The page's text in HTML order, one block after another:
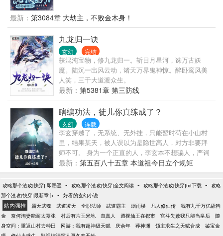
八品，九品？ 抱歉，那只是凡人的极限…… 本书又
名： 当撩术惊人的一代情感大师，突然拥有了满级外
挂，会有多恐怖…… 双生武魂? 顶级气运? 逆天悟性?
仙姿玉骨? 满级魅力?
最新： 第3084章 大劫主，不败金木身！
九龙归一诀
玄幻 完结
获混沌宝物，修九龙归一。斩日月星河，诛万古妖
魔。陆沉一出风云动，诸天万界鬼神惊。醉卧鸾凤美
人笑，三千大道渡众生。
最新： 第5381章 第三防线
瞎编功法，徒儿你真练成了？
玄幻 连载
李玄穿越了，无系统、无外挂，只能暂时苟在小山村
里，结果某天，被人误以为是隐世高人，对方非要拜
师不可。 身为一个正直的人，李玄本不想骗人，严词
拒绝的，奈何对方给的实在太多了，只好瞎编了一套
修炼功法，准备糊弄过去——结果，徒弟竟然修炼成
功了！ 看着筋骨雷鸣，气血如罡的徒弟，李玄目瞪口
呆：“我瞎编的啊，怎么就修炼成功了，你这是什么妖
孽啊？！” 这个时候，金手指出现了：“你徒弟修炼你
编的功法入门，你直接功法大成，实力百倍于同境！”
ps：已有高订2万完本书《我宅了百年出门已无敌》，
感觉可入眼的，可以去老书转转哈^_^
最新： 第五百八十五章 本道祖今日立个规矩
攻略那个渣攻[快穿] 即墨遥 - 攻略那个渣攻[快穿]全文阅读 - 攻略那个渣攻[快穿]txt下载 - 攻略
那个渣攻[快穿]最新章节 - 好看的玄幻小说
站内强推 霸天武魂 武道凌天 全职法师 武道霸主 烟雨楼 凡人修仙传
我有九千万亿舔狗
金
奈何淘妻能耐太嚣张 村后有片玉米地 蛊真人 透视仙王在都市 宫斗失败我只能当皇后
随
身空间：重返山村去种田
网游：我有超神级天赋 庆余年 葬神渊 领主求生之天赋合成
鉴宝金